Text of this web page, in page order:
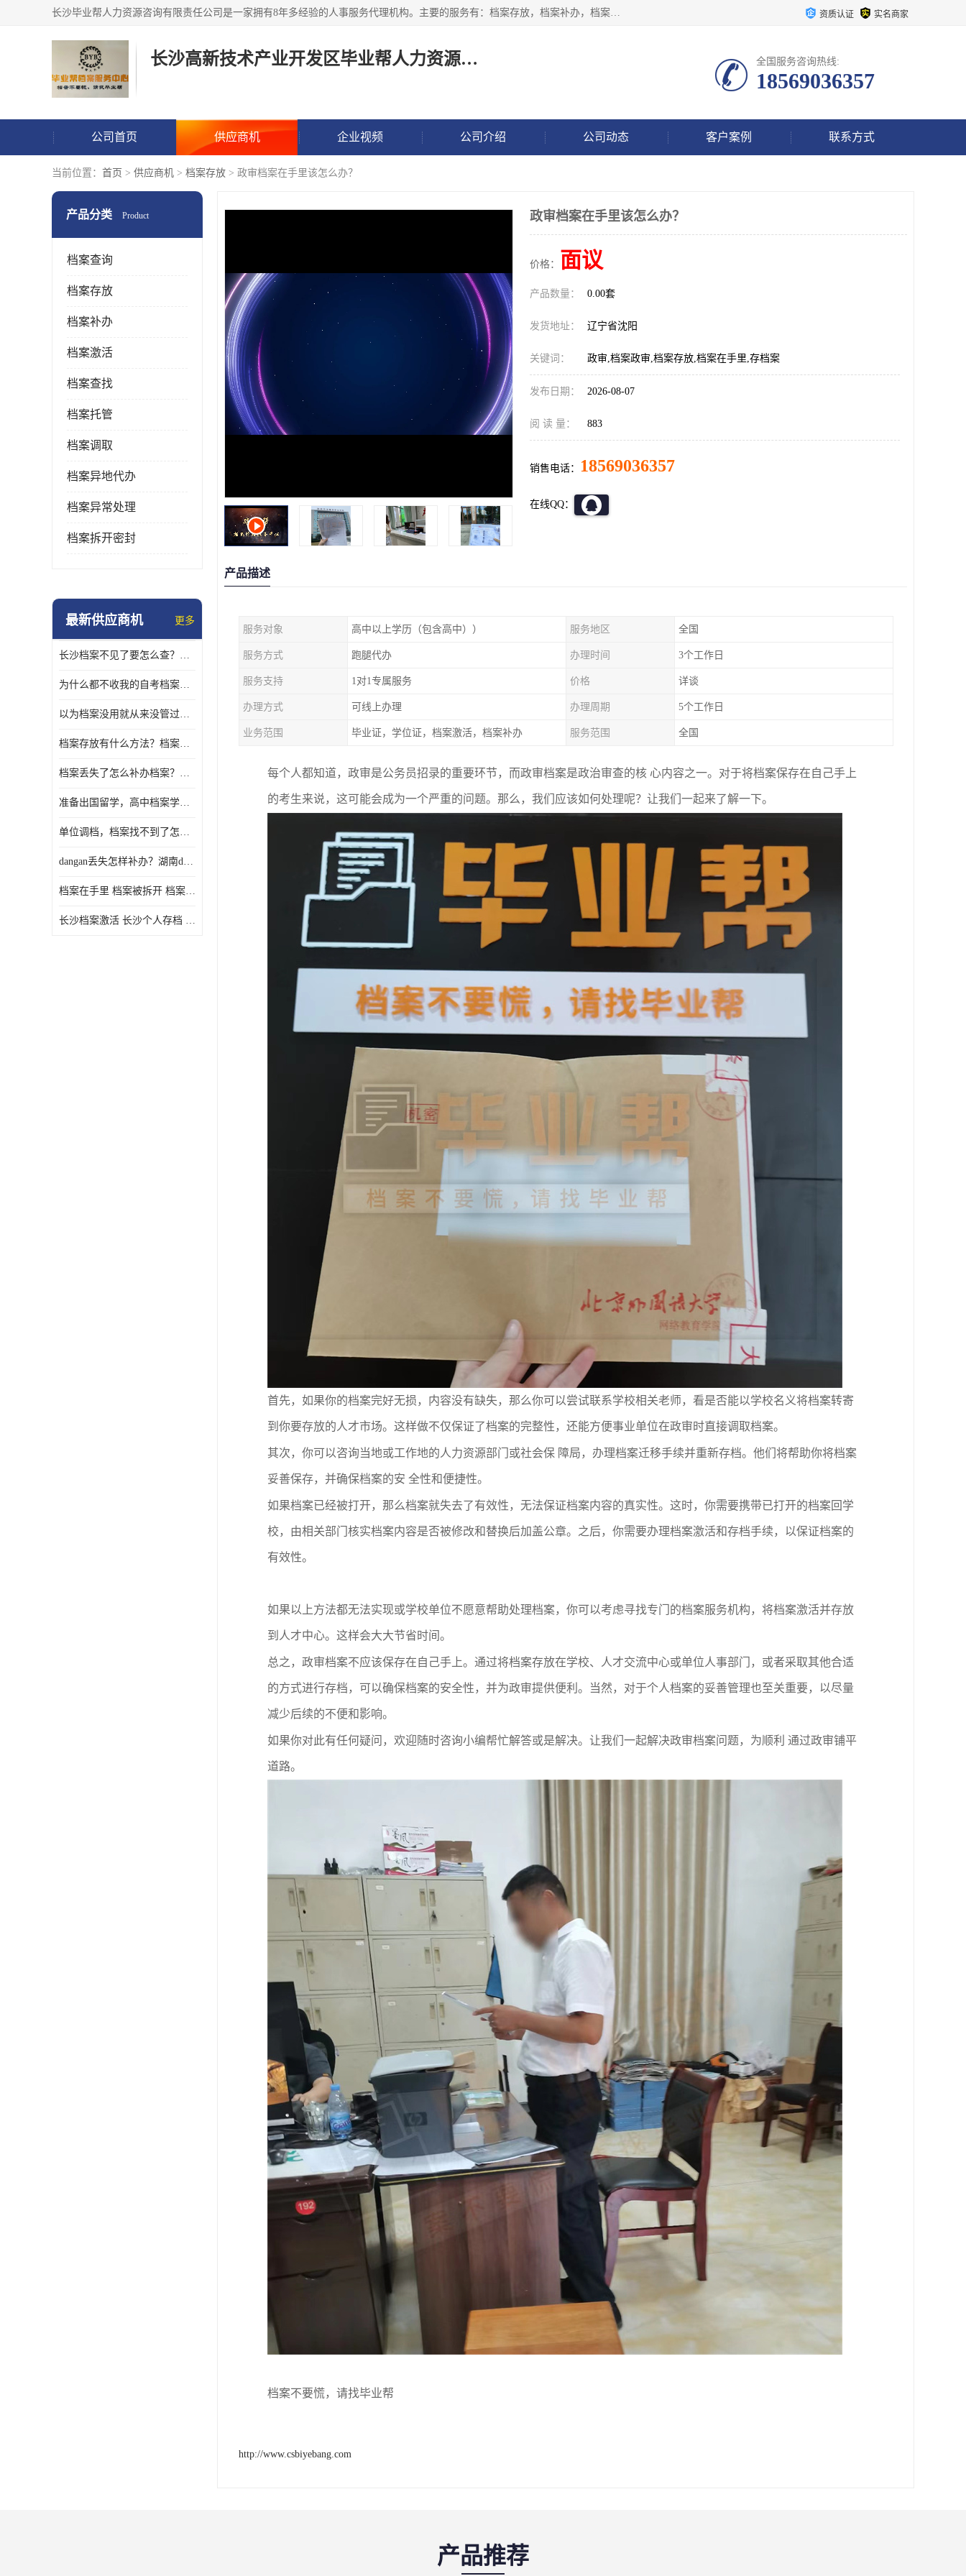
长沙毕业帮人力资源咨询有限责任公司是一家拥有8年多经验的人事服务代理机构。主要的服务有：档案存放，档案补办，档案激活，档案查询，档案查找，档案托管，档案调取，档案异地代办，档案异常处理 等；提供毕业档案处理、人事档案服务、商务代理代办、个人档案等服务，同时办事过程全程与客户沟通，确保真实、安全、可靠！ 资质认证 实名商家
长沙高新技术产业开发区毕业帮人力资源咨询有限责任公司 全国服务咨询热线:
18569036357
公司首页 供应商机 企业视频 公司介绍 公司动态 客户案例 联系方式
当前位置： 首页 > 供应商机 > 档案存放 > 政审档案在手里该怎么办？
产品分类 Product
档案查询
档案存放
档案补办
档案激活
档案查找
档案托管
档案调取
档案异地代办
档案异常处理
档案拆开密封
最新供应商机 更多
长沙档案不见了要怎么查？档案查询 档案补办
为什么都不收我的自考档案？自考档案怎么存档？
以为档案没用就从来没管过，现在要用档案该怎么办？
档案存放有什么方法？档案在手里为什么不能用
档案丢失了怎么补办档案？湖南档案补办 档案补办方法
准备出国留学，高中档案学校发给我了怎么办？
单位调档，档案找不到了怎么办？
dangan丢失怎样补办？湖南dangan丢失补办流程介绍！
档案在手里 档案被拆开 档案补办 档案问题一站式服务
长沙档案激活 长沙个人存档 长沙档案存档
政审档案在手里该怎么办？
价格： 面议
产品数量： 0.00套
发货地址： 辽宁省沈阳
关键词： 政审,档案政审,档案存放,档案在手里,存档案
发布日期： 2026-08-07
阅 读 量： 883
销售电话： 18569036357
在线QQ：
产品描述
服务对象 高中以上学历（包含高中）） 服务地区 全国
服务方式 跑腿代办 办理时间 3个工作日
服务支持 1对1专属服务 价格 详谈
办理方式 可线上办理 办理周期 5个工作日
业务范围 毕业证，学位证，档案激活，档案补办 服务范围 全国
每个人都知道，政审是公务员招录的重要环节，而政审档案是政治审查的核 心内容之一。对于将档案保存在自己手上
的考生来说，这可能会成为一个严重的问题。那么，我们应该如何处理呢？让我们一起来了解一下。
首先，如果你的档案完好无损，内容没有缺失，那么你可以尝试联系学校相关老师，看是否能以学校名义将档案转寄
到你要存放的人才市场。这样做不仅保证了档案的完整性，还能方便事业单位在政审时直接调取档案。
其次，你可以咨询当地或工作地的人力资源部门或社会保 障局，办理档案迁移手续并重新存档。他们将帮助你将档案
妥善保存，并确保档案的安 全性和便捷性。
如果档案已经被打开，那么档案就失去了有效性，无法保证档案内容的真实性。这时，你需要携带已打开的档案回学
校，由相关部门核实档案内容是否被修改和替换后加盖公章。之后，你需要办理档案激活和存档手续，以保证档案的
有效性。
如果以上方法都无法实现或学校单位不愿意帮助处理档案，你可以考虑寻找专门 的档案服务机构，将档案激活并存放
到人才中心。这样会大大节省时间。
总之，政审档案不应该保存在自己手上。通过将档案存放在学校、人才交流中心或单位人事部门，或者采取其他合适
的方式进行存档，可以确保档案的安全性，并为政审提供便利。当然，对于个人档案的妥善管理也至关重要，以尽量
减少后续的不便和影响。
如果你对此有任何疑问，欢迎随时咨询小编帮忙解答或是解决。让我们一起解决政审档案问题，为顺利 通过政审铺平
道路。
档案不要慌，请找毕业帮
http://www.csbiyebang.com
产品推荐